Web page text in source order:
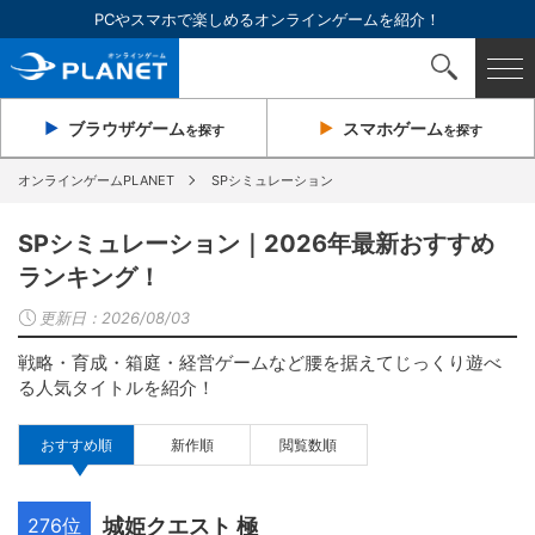
PCやスマホで楽しめるオンラインゲームを紹介！
ブラウザゲームを探す スマホゲームを探す
オンラインゲームPLANET SPシミュレーション
SPシミュレーション｜2026年最新おすすめ
ランキング！
更新日： 2026/08/03
戦略・育成・箱庭・経営ゲームなど腰を据えてじっくり遊べ
る人気タイトルを紹介！
おすすめ順 新作順 閲覧数順
276位 城姫クエスト 極